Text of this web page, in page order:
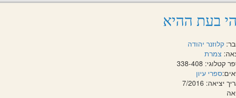
בעת ההיא
קלוזנר יהודה
צמרת
338-408
ספרי עיון
יציאה: 7/2016